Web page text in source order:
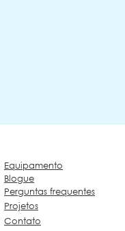
Equipamento
Blogue
Perguntas frequentes
Projetos
Contato